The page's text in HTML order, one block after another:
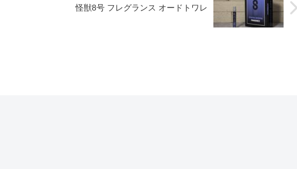
怪獣8号 フレグランス オードトワレ